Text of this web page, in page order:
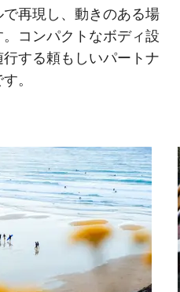
再現し、動きのある場
コンパクトなボディ設
する頼もしいパートナ
。